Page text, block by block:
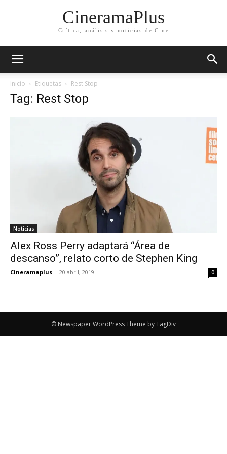
CineramaPlus
Crítica, análisis y noticias de Cine
Inicio Etiquetas Rest Stop
Tag: Rest Stop
Noticias
Alex Ross Perry adaptará “Área de
descanso”, relato corto de Stephen King
Cineramaplus - 20 abril, 2019 0
© Newspaper WordPress Theme by TagDiv